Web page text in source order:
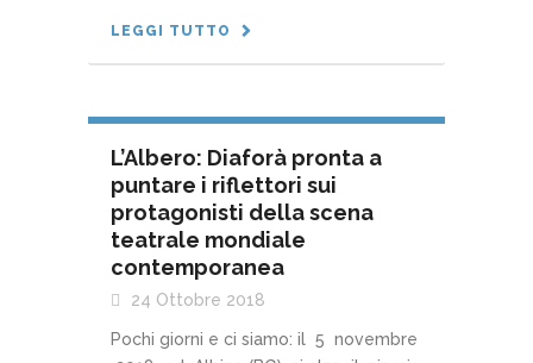
LEGGI TUTTO
L’Albero: Diaforà pronta a
puntare i riflettori sui
protagonisti della scena
teatrale mondiale
contemporanea
24 Ottobre 2018
Pochi giorni e ci siamo: il 5 novembre